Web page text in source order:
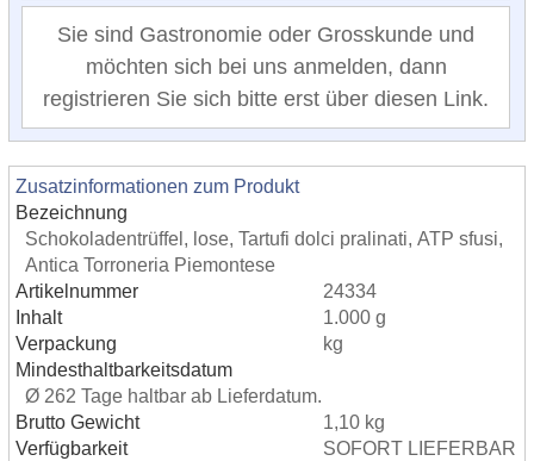
Sie sind Gastronomie oder Grosskunde und
möchten sich bei uns anmelden, dann
registrieren Sie sich bitte erst über diesen Link.
Zusatzinformationen zum Produkt
Bezeichnung
Schokoladentrüffel, lose, Tartufi dolci pralinati, ATP sfusi,
Antica Torroneria Piemontese
Artikelnummer
24334
Inhalt
1.000 g
Verpackung
kg
Mindesthaltbarkeitsdatum
Ø 262 Tage haltbar ab Lieferdatum.
Brutto Gewicht
1,10 kg
Verfügbarkeit
SOFORT LIEFERBAR